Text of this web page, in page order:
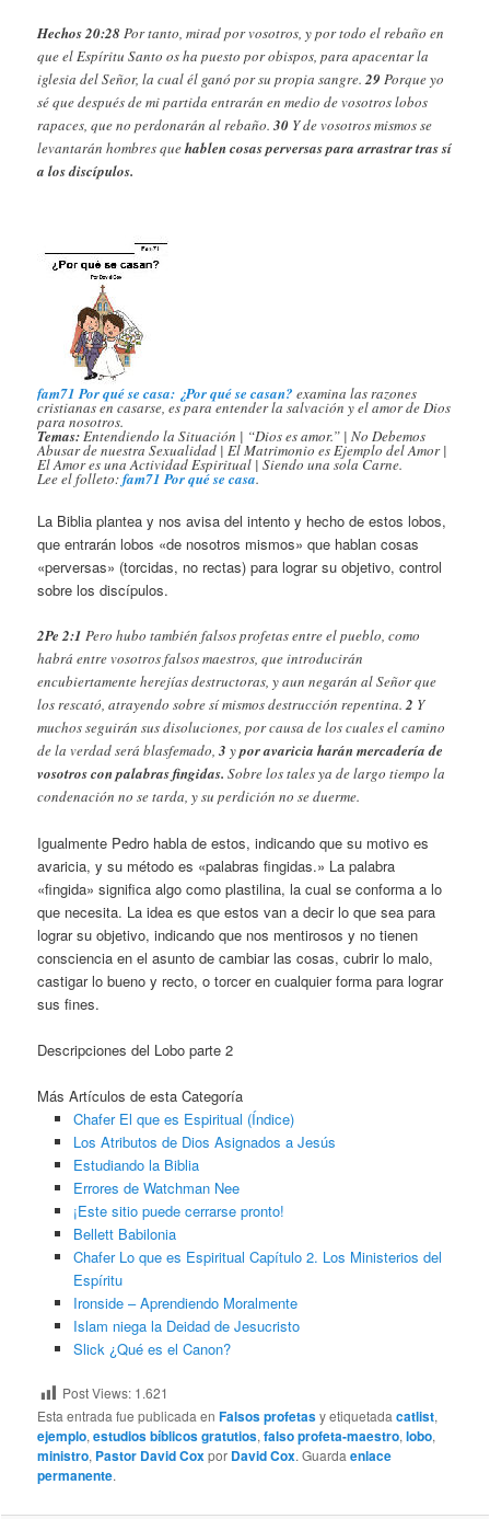
Hechos 20:28 Por tanto, mirad por vosotros, y por todo el rebaño en
que el Espíritu Santo os ha puesto por obispos, para apacentar la
iglesia del Señor, la cual él ganó por su propia sangre.29Porque yo
sé que después de mi partida entrarán en medio de vosotros lobos
rapaces, que no perdonarán al rebaño.30 Y de vosotros mismos se
levantarán hombres quehablen cosas perversas para arrastrar tras sí
a los discípulos.
fam71 Por qué se casa: ¿Por qué se casan? examina las razones
cristianas en casarse, es para entender la salvación y el amor de Dios
para nosotros.
Temas:Entendiendo la Situación | “Dios es amor.” | No Debemos
Abusar de nuestra Sexualidad | El Matrimonio es Ejemplo del Amor |
El Amor es una Actividad Espiritual | Siendo una sola Carne.
Lee el folleto:fam71 Por qué se casa.
La Biblia plantea y nos avisa del intento y hecho de estos lobos,
que entrarán lobos «de nosotros mismos» que hablan cosas
«perversas» (torcidas, no rectas) para lograr su objetivo, control
sobre los discípulos.
2Pe 2:1 Pero hubo también falsos profetas entre el pueblo, como
habrá entre vosotros falsos maestros, que introducirán
encubiertamente herejías destructoras, y aun negarán al Señor que
los rescató, atrayendo sobre sí mismos destrucción repentina.2 Y
muchos seguirán sus disoluciones, por causa de los cuales el camino
de la verdad será blasfemado,3 ypor avaricia harán mercadería de
vosotros con palabras fingidas. Sobre los tales ya de largo tiempo la
condenación no se tarda, y su perdición no se duerme.
Igualmente Pedro habla de estos, indicando que su motivo es
avaricia, y su método es «palabras fingidas.» La palabra
«fingida» significa algo como plastilina, la cual se conforma a lo
que necesita. La idea es que estos van a decir lo que sea para
lograr su objetivo, indicando que nos mentirosos y no tienen
consciencia en el asunto de cambiar las cosas, cubrir lo malo,
castigar lo bueno y recto, o torcer en cualquier forma para lograr
sus fines.
Descripciones del Lobo parte 2
Más Artículos de esta Categoría
Chafer El que es Espiritual (Índice)
Los Atributos de Dios Asignados a Jesús
Estudiando la Biblia
Errores de Watchman Nee
¡Este sitio puede cerrarse pronto!
Bellett Babilonia
Chafer Lo que es Espiritual Capítulo 2. Los Ministerios del
Espíritu
Ironside – Aprendiendo Moralmente
Islam niega la Deidad de Jesucristo
Slick ¿Qué es el Canon?
Post Views: 1.621
Esta entrada fue publicada enFalsos profetasy etiquetadacatlist,
ejemplo,estudios bíblicos gratutios,falso profeta-maestro,lobo,
ministro, Pastor David Coxpor David Cox. Guardaenlace
permanente.